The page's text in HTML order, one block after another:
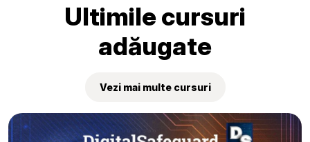
Ultimile cursuri
adăugate
Vezi mai multe cursuri